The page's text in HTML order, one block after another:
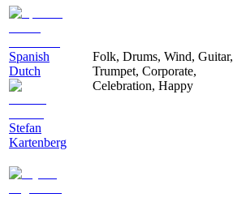
Spanish
Dutch
Stefan
Kartenberg
Folk, Drums, Wind, Guitar,
Trumpet, Corporate,
Celebration, Happy